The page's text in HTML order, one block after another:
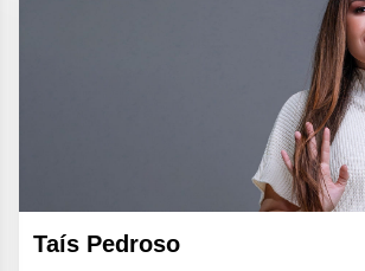
Taís Pedroso